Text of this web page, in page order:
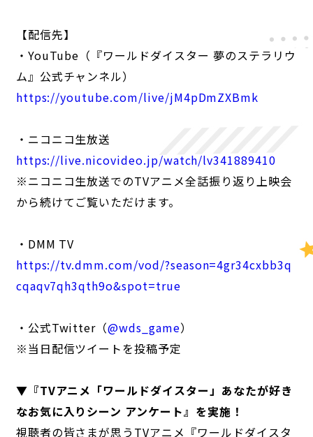
【配信先】
・YouTube（『ワールドダイスター 夢のステラリウ
ム』公式チャンネル）
https://youtube.com/live/jM4pDmZXBmk
・ニコニコ生放送
https://live.nicovideo.jp/watch/lv341889410
※ニコニコ生放送でのTVアニメ全話振り返り上映会
から続けてご覧いただけます。
・DMM TV
https://tv.dmm.com/vod/?season=4gr34cxbb3q
cqaqv7qh3qth9o&spot=true
・公式Twitter（@wds_game）
※当日配信ツイートを投稿予定
▼『TVアニメ「ワールドダイスター」あなたが好き
なお気に入りシーン アンケート』を実施！
視聴者の皆さまが思うTVアニメ『ワールドダイスタ